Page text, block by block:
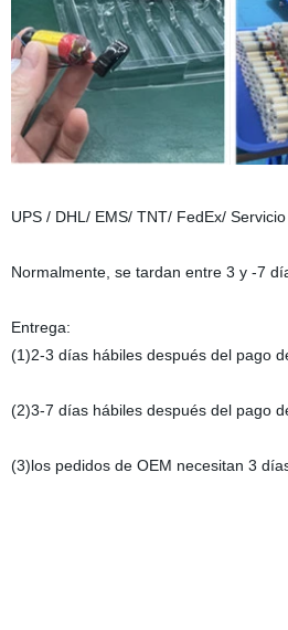
UPS / DHL/ EMS/ TNT/ FedEx/
Normalmente, se tardan entre 3 y -7
Entrega:
(1)2-3 días hábiles después del pago
(2)3-7 días hábiles después del pago
(3)los pedidos de OEM necesitan 3